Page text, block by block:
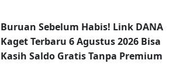
Buruan Sebelum Habis! Link DANA
Kaget Terbaru 6 Agustus 2026 Bisa
Kasih Saldo Gratis Tanpa Premium